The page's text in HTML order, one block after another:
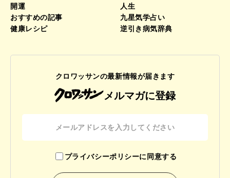
開運
人生
おすすめの記事
九星気学占い
健康レシピ
逆引き病気辞典
クロワッサンの最新情報が届きます
メルマガに登録
プライバシーポリシーに同意する